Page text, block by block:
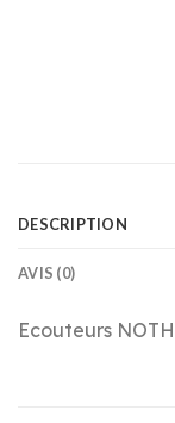
DESCRIPTION
AVIS (0)
Ecouteurs